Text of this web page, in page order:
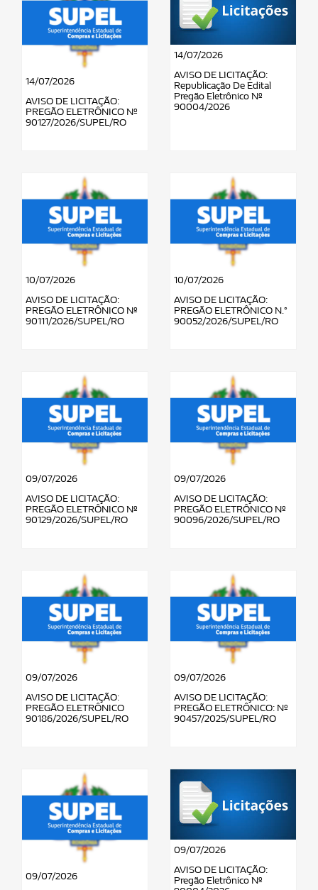
14/07/2026
AVISO DE LICITAÇÃO:
PREGÃO ELETRÔNICO Nº
90127/2026/SUPEL/RO
14/07/2026
AVISO DE LICITAÇÃO:
Republicação De Edital
Pregão Eletrônico Nº
90004/2026
10/07/2026
AVISO DE LICITAÇÃO:
PREGÃO ELETRÔNICO Nº
90111/2026/SUPEL/RO
10/07/2026
AVISO DE LICITAÇÃO:
PREGÃO ELETRÔNICO N.°
90052/2026/SUPEL/RO
09/07/2026
AVISO DE LICITAÇÃO:
PREGÃO ELETRÔNICO Nº
90129/2026/SUPEL/RO
09/07/2026
AVISO DE LICITAÇÃO:
PREGÃO ELETRÔNICO Nº
90096/2026/SUPEL/RO
09/07/2026
AVISO DE LICITAÇÃO:
PREGÃO ELETRÔNICO
90186/2026/SUPEL/RO
09/07/2026
AVISO DE LICITAÇÃO:
PREGÃO ELETRÔNICO: Nº
90457/2025/SUPEL/RO
09/07/2026
09/07/2026
AVISO DE LICITAÇÃO:
Pregão Eletrônico Nº